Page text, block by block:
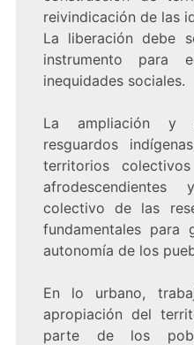
reivindicación de las
La liberación debe
instrumento para
inequidades sociales.
La ampliación y
resguardos
territorios
colectivo de las
fundamentales
autonomía de los
En lo urbano,
apropiación del
parte de los